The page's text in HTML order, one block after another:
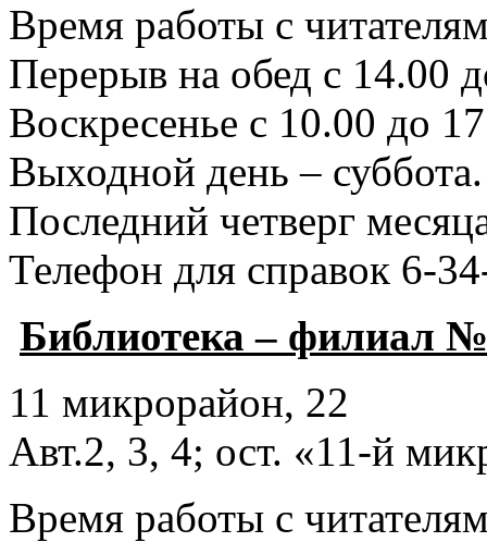
Время работы с
Перерыв на обед с 14.00
Воскресенье с 10.00 до
Выходной день – суббота.
Последний четверг
Телефон для справок 6-
Библиотека – филиал
11 микрорайон, 22
Авт.2, 3, 4; ост. «11-й
Время работы с